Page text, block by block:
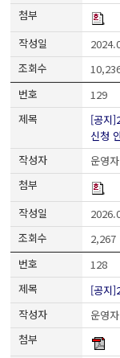
129
[공지
신청
운영자
2,267
128
[공지
운영자